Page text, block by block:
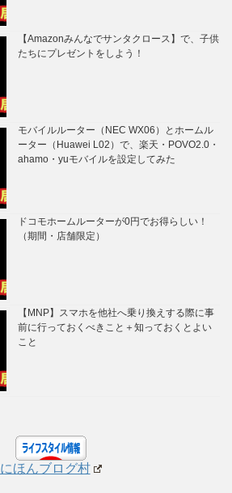
【Amazonみんなでサンタクロース】で、子供
たちにプレゼントをしよう！
モバイルルーター（NEC WX06）とホームル
ーター（Huawei L02）で、楽天・POVO2.0・
ahamo・yuモバイルを設定してみた
ドコモホームルーターが0円でお得らしい！
（期間・店舗限定）
【MNP】スマホを他社へ乗り換えする際に事
前に行っておくべきこと＋知っておくとよい
こと
にほんブログ村